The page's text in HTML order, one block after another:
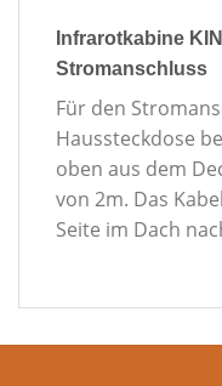
Infrarotkabine
Stromanschluss
Für den
Haussteckdose
oben aus dem
von 2m. Das
Seite im Dach